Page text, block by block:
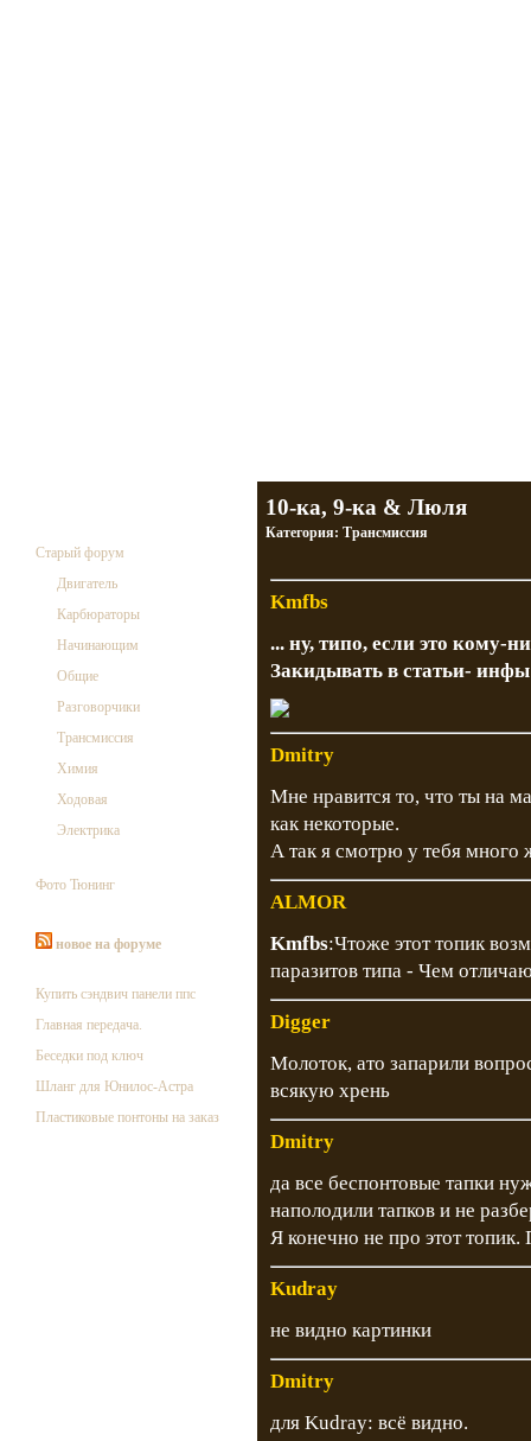
Старый форум
Двигатель
Карбюраторы
Начинающим
Общие
Разговорчики
Трансмиссия
Химия
Ходовая
Электрика
Фото Тюнинг
новое на форуме
Купить сэндвич панели ппс
Главная передача.
Беседки под ключ
Шланг для Юнилос-Астра
Пластиковые понтоны на заказ
10-ка, 9-ка & Люля
Категория: Трансмиссия
Kmfbs
... ну, типо, если это кому-
Закидывать в статьи- инфы
Dmitry
Мне нравится то, что ты на
как некоторые.
А так я смотрю у тебя много
ALMOR
Kmfbs:Чтоже этот топик
паразитов типа - Чем
Digger
Молоток, ато запарили
всякую хрень
Dmitry
да все беспонтовые тапки
наполодили тапков и не
Я конечно не про этот
Kudray
не видно картинки
Dmitry
для Kudray: всё видно.